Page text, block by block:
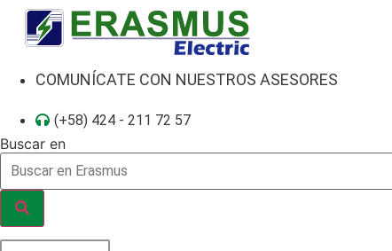
contenido
COMUNÍCATE CON NUESTROS ASESORES
(+58) 424 - 211 72 57
Buscar en